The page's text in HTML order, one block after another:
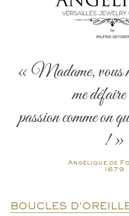
« Madame, vous
me
passion comme on
! »
Angélique de
1679
BOUCLES